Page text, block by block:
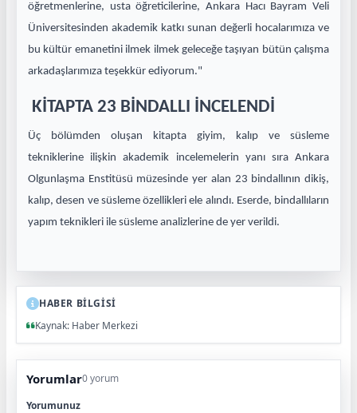
öğretmenlerine, usta öğreticilerine, Ankara Hacı Bayram Veli
Üniversitesinden akademik katkı sunan değerli hocalarımıza ve
bu kültür emanetini ilmek ilmek geleceğe taşıyan bütün çalışma
arkadaşlarımıza teşekkür ediyorum."
KİTAPTA 23 BİNDALLI İNCELENDİ
Üç bölümden oluşan kitapta giyim, kalıp ve süsleme
tekniklerine ilişkin akademik incelemelerin yanı sıra Ankara
Olgunlaşma Enstitüsü müzesinde yer alan 23 bindallının dikiş,
kalıp, desen ve süsleme özellikleri ele alındı. Eserde, bindallıların
yapım teknikleri ile süsleme analizlerine de yer verildi.
HABER BİLGİSİ
Kaynak: Haber Merkezi
Yorumlar0 yorum
Yorumunuz